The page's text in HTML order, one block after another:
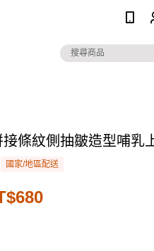
條紋側抽皺造型哺乳
國家/地區配送